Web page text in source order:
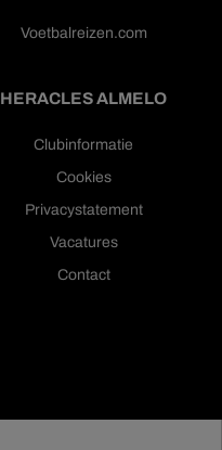
Voetbalreizen.com
HERACLES ALMELO
Clubinformatie
Cookies
Privacystatement
Vacatures
Contact